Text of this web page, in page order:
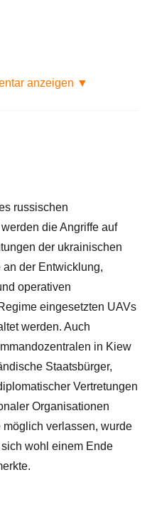
anzeigen ▼
russischen
die Angriffe auf
der ukrainischen
der Entwicklung,
operativen
eingesetzten UAVs
werden. Auch
in Kiew
Staatsbürger,
Vertretungen
Organisationen
verlassen, wurde
wohl einem Ende